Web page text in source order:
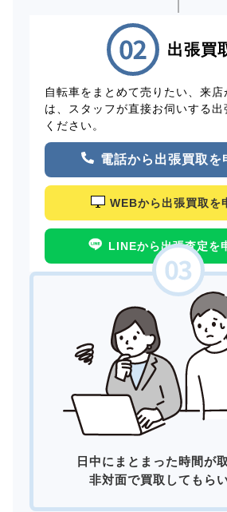
出張買
自転車をまとめて売りたい、来
は、スタッフが直接お伺いする出
ください。
電話から出張買取を
WEBから出張買取を
LINEから出張査定を
日中にまとまった時間が
非対面で買取してもらい